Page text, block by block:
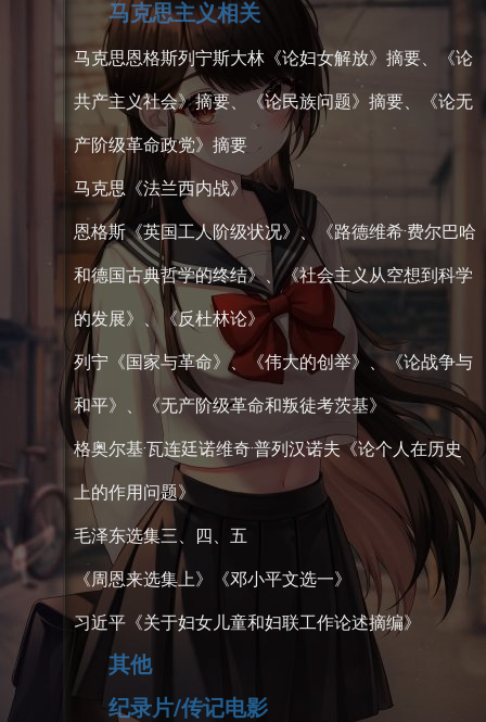
马克思主义相关
马克思恩格斯列宁斯大林《论妇女解放》摘要、《论
共产主义社会》摘要、《论民族问题》摘要、《论无
产阶级革命政党》摘要
马克思《法兰西内战》
恩格斯《英国工人阶级状况》、《路德维希·费尔巴哈
和德国古典哲学的终结》、《社会主义从空想到科学
的发展》、《反杜林论》
列宁《国家与革命》、《伟大的创举》、《论战争与
和平》、《无产阶级革命和叛徒考茨基》
格奥尔基·瓦连廷诺维奇·普列汉诺夫《论个人在历史
上的作用问题》
毛泽东选集三、四、五
《周恩来选集上》《邓小平文选一》
习近平《关于妇女儿童和妇联工作论述摘编》
其他
纪录片/传记电影